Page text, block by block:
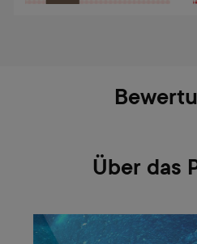
Über das